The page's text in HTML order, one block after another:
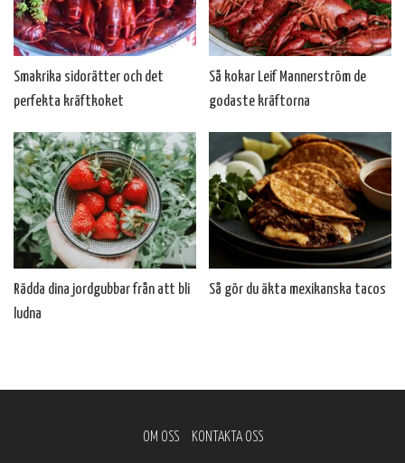
Smakrika sidorätter och det
perfekta kräftkoket
Så kokar Leif Mannerström de
godaste kräftorna
Rädda dina jordgubbar från att bli
ludna
Så gör du äkta mexikanska tacos
OM OSS KONTAKTA OSS